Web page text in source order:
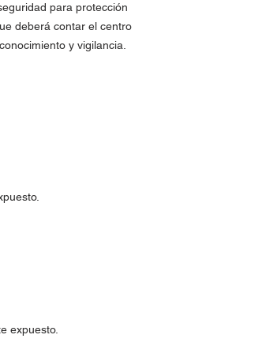
para protección
deberá contar el centro
y vigilancia.
expuesto.